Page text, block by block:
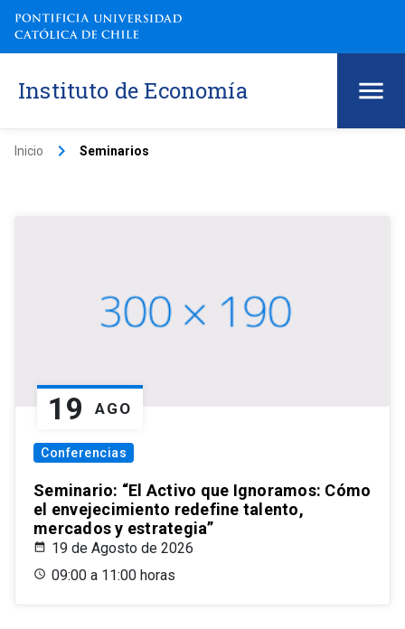
Instituto de Economía
Inicio keyboard_arrow_right Seminarios
19 AGO
Conferencias
Seminario: “El Activo que Ignoramos: Cómo
el envejecimiento redefine talento,
mercados y estrategia”
19 de Agosto de 2026
09:00 a 11:00 horas